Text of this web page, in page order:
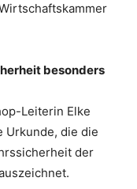
besonders
Leiterin Elke
Urkunde, die die
der